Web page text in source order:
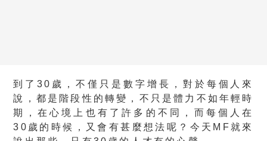
到了30歲，不僅只是數字增長，對於每個人來
說，都是階段性的轉變，不只是體力不如年輕時
期，在心境上也有了許多的不同，而每個人在
30歲的時候，又會有甚麼想法呢？今天MF就來